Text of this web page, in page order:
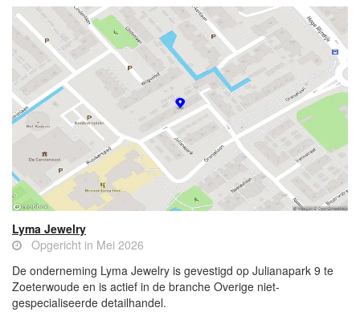
Lyma Jewelry
Opgericht in Mei 2026
De onderneming Lyma Jewelry is gevestigd op Julianapark 9 te
Zoeterwoude en is actief in de branche Overige niet-
gespecialiseerde detailhandel.